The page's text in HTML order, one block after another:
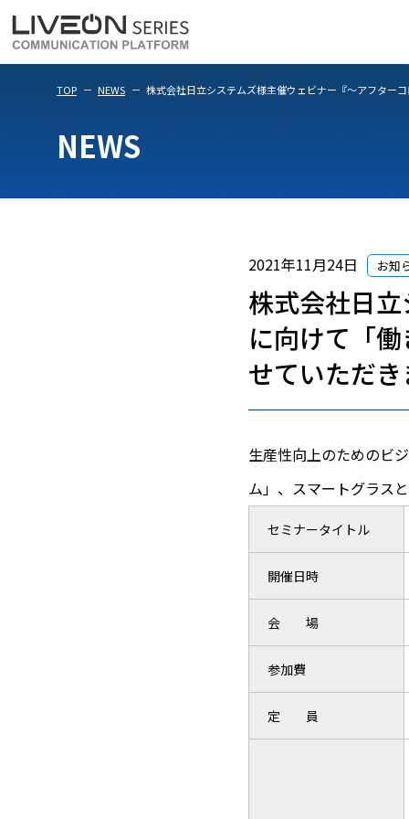
LiveOn Meet LiveOn
TOP NEWS 株式会社日立システムズ様主催ウェビナー『～アフター
NEWS
2021年11月24日 お知
株式会社日
に向けて「
せていただき
生産性向上のためのビ
ム」、スマートグラス
セミナータイトル
開催日時
会 場
参加費
定 員